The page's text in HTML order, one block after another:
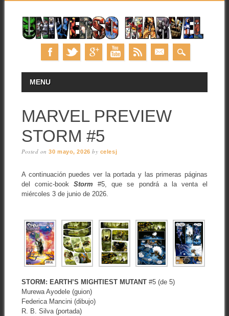
MAIN MENU
MENU
MARVEL PREVIEW
STORM #5
Posted on30 mayo, 2026 by celesj
A continuación puedes ver la portada y las primeras páginas
del comic-bookStorm#5, que se pondrá a la venta el
miércoles 3 de junio de 2026.
STORM: EARTH’S MIGHTIEST MUTANT#5 (de 5)
Murewa Ayodele (guion)
Federica Mancini (dibujo)
R. B. Silva (portada)